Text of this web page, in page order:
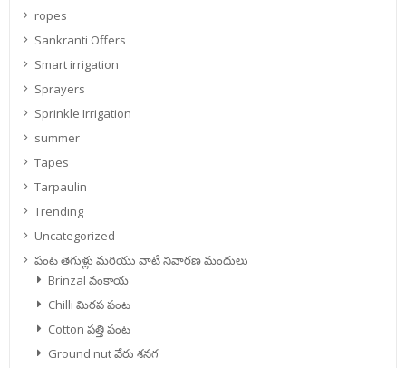
ropes
Sankranti Offers
Smart irrigation
Sprayers
Sprinkle Irrigation
summer
Tapes
Tarpaulin
Trending
Uncategorized
పంట తెగుళ్లు మరియు వాటి నివారణ మందులు
Brinzal వంకాయ
Chilli మిరప పంట
Cotton పత్తి పంట
Ground nut వేరు శనగ